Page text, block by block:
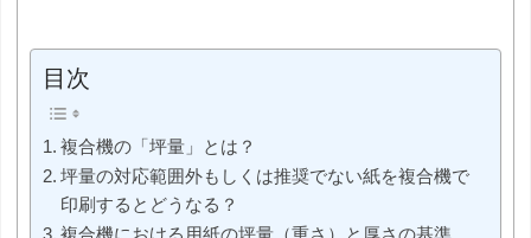
目次
複合機の「坪量」とは？
坪量の対応範囲外もしくは推奨でない紙を複合機で
印刷するとどうなる？
複合機における用紙の坪量（重さ）と厚さの基準